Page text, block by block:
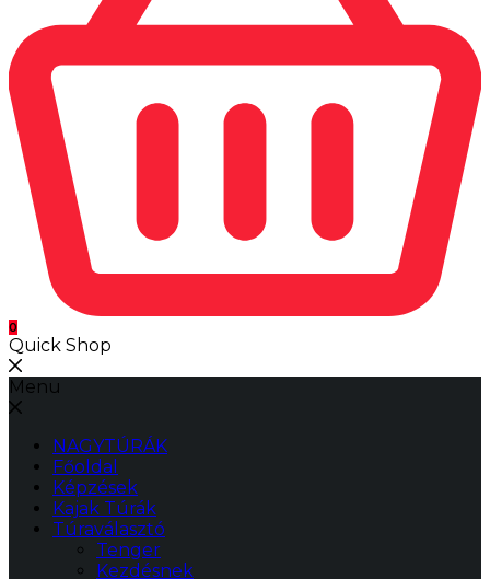
0
Quick Shop
Menu
NAGYTÚRÁK
Főoldal
Képzések
Kajak Túrák
Túraválasztó
Tenger
Kezdésnek